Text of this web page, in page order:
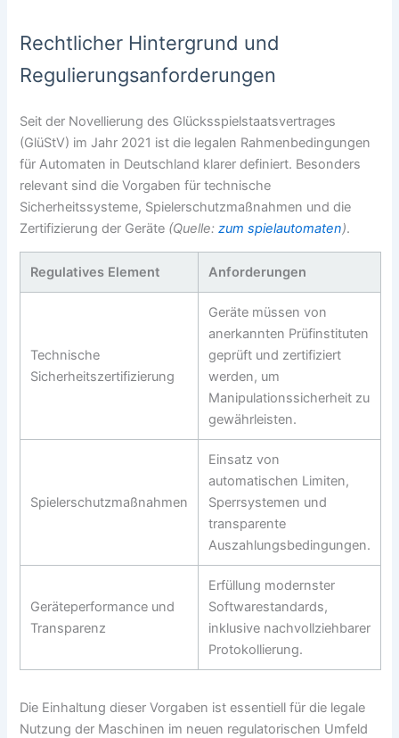
Rechtlicher Hintergrund und
Regulierungsanforderungen
Seit der Novellierung des Glücksspielstaatsvertrages
(GlüStV) im Jahr 2021 ist die legalen Rahmenbedingungen
für Automaten in Deutschland klarer definiert. Besonders
relevant sind die Vorgaben für technische
Sicherheitssysteme, Spielerschutzmaßnahmen und die
Zertifizierung der Geräte (Quelle:zum spielautomaten).
Regulatives Element Anforderungen
Technische
Sicherheitszertifizierung
Geräte müssen von
anerkannten Prüfinstituten
geprüft und zertifiziert
werden, um
Manipulationssicherheit zu
gewährleisten.
Spielerschutzmaßnahmen
Einsatz von
automatischen Limiten,
Sperrsystemen und
transparente
Auszahlungsbedingungen.
Geräteperformance und
Transparenz
Erfüllung modernster
Softwarestandards,
inklusive nachvollziehbarer
Protokollierung.
Die Einhaltung dieser Vorgaben ist essentiell für die legale
Nutzung der Maschinen im neuen regulatorischen Umfeld